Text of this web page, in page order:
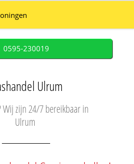
0595-230019
Ulrum
Wij zijn 24/7 bereikbaar in
Ulrum